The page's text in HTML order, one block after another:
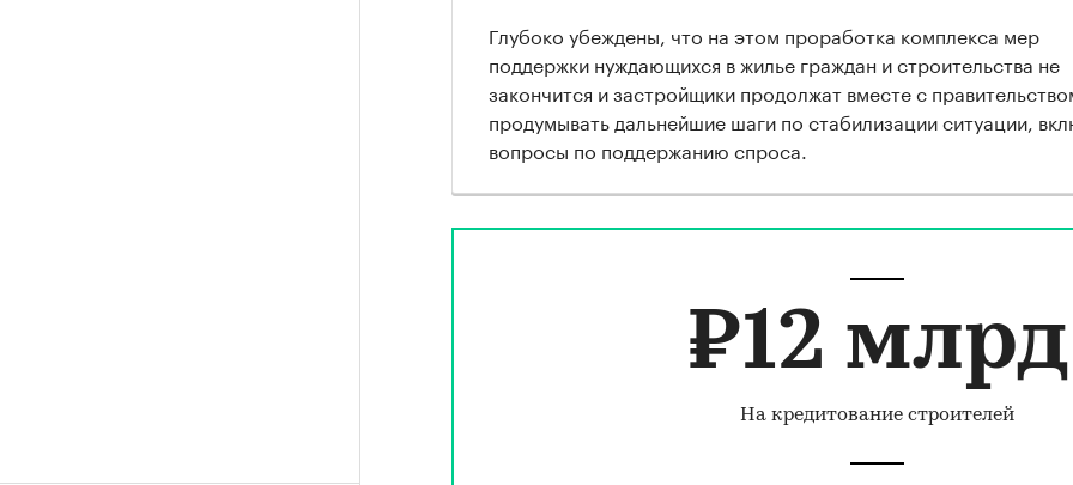
Глубоко убеждены, что на этом проработка комплекса мер
поддержки нуждающихся в жилье граждан и строительства не
закончится и застройщики продолжат вместе с
продумывать дальнейшие шаги по стабилизации ситуации,
вопросы по поддержанию спроса.
₽12 млрд
На кредитование строителей